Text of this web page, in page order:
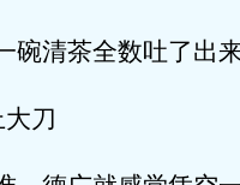
碗清茶全数吐了出
刀